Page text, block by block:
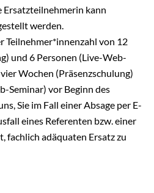
Ersatzteilnehmerin kann
werden.
Teilnehmer*innenzahl von 12
und 6 Personen (Live-Web-
Wochen (Präsenzschulung)
Seminar) vor Beginn des
Sie im Fall einer Absage per E-
eines Referenten bzw. einer
fachlich adäquaten Ersatz zu